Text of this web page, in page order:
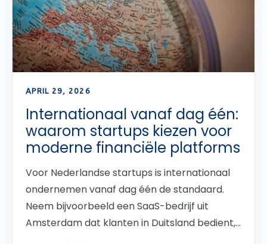
APRIL 29, 2026
Internationaal vanaf dag één:
waarom startups kiezen voor
moderne financiële platforms
Voor Nederlandse startups is internationaal
ondernemen vanaf dag één de standaard.
Neem bijvoorbeeld een SaaS-bedrijf uit
Amsterdam dat klanten in Duitsland bedient,...